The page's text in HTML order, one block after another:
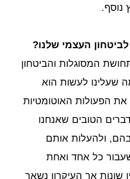
נוסף.
העצמי שלנו?
המסוגלות והביטחון
שעלינו לעשות הוא
הפעולות האוטומטיות
הטובים שאנחנו
ולהעלות אותם
כל אחד ואחת
שונות אך העיקרון נשאר